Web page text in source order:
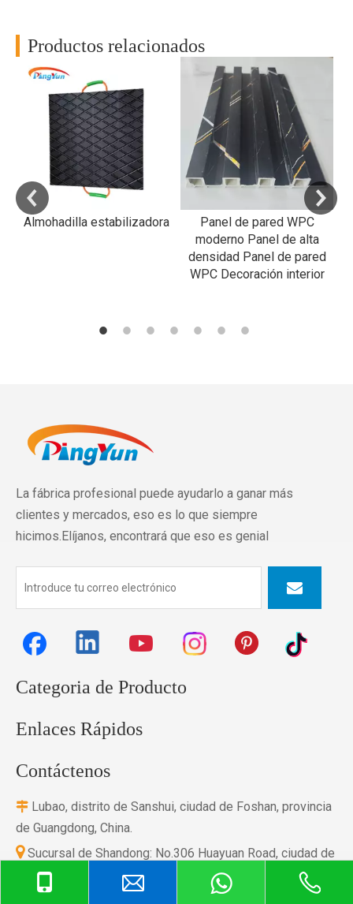
Productos relacionados
Almohadilla estabilizadora
Panel de pared WPC
moderno Panel de alta
densidad Panel de pared
WPC Decoración interior
La fábrica profesional puede ayudarlo a ganar más
clientes y mercados, eso es lo que siempre
hicimos.Elíjanos, encontrará que eso es genial
Categoria de Producto
Enlaces Rápidos
Contáctenos
 Lubao, distrito de Sanshui, ciudad de Foshan, provincia
de Guangdong, China.
Sucursal de Shandong: No.306 Huayuan Road, ciudad de
Jinan, provincia de Shandong,
Porcelana.